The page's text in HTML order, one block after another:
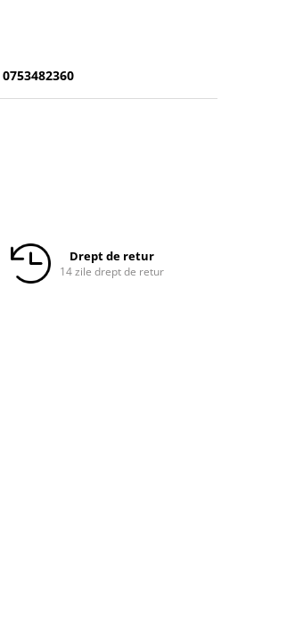
0753482360
Drept de retur
14 zile drept de retur